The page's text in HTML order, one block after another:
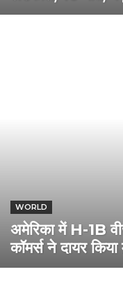
WORLD
अमेरिका में H-1B
कॉमर्स ने दायर